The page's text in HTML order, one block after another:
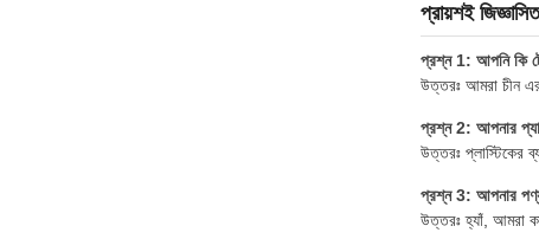
প্রায়শই
প্রশ্ন 1: আপনি কি
উত্তরঃ আমরা চীন
প্রশ্ন 2: আপনার
উত্তরঃ প্লাস্টিকের
প্রশ্ন 3: আপনার পণ্য
উত্তরঃ হ্যাঁ, আমরা